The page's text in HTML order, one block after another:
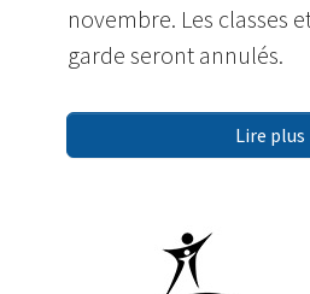
novembre. Les classes
garde seront annulés.
Lire plus